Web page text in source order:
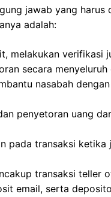
jawab yang harus
adalah:
melakukan verifikasi
secara
nasabah
penyetoran uang
pada transaksi ketika
transaksi teller
email, serta